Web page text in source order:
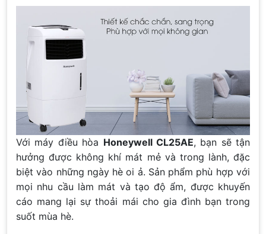
Với máy điều hòa Honeywell CL25AE, bạn sẽ tận
hưởng được không khí mát mẻ và trong lành, đặc
biệt vào những ngày hè oi ả. Sản phẩm phù hợp với
mọi nhu cầu làm mát và tạo độ ẩm, được khuyến
cáo mang lại sự thoải mái cho gia đình bạn trong
suốt mùa hè.